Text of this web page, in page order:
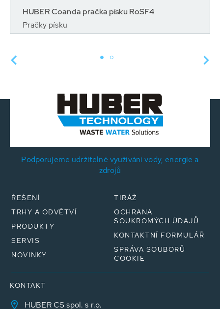
HUBER Coanda pračka písku RoSF4
Pračky písku
Podporujeme udržitelné využívání vody, energie a
zdrojů
ŘEŠENÍ
TRHY A ODVĚTVÍ
PRODUKTY
SERVIS
NOVINKY
TIRÁŽ
OCHRANA
SOUKROMÝCH ÚDAJŮ
KONTAKTNÍ FORMULÁŘ
SPRÁVA SOUBORŮ
COOKIE
KONTAKT
HUBER CS spol. s r.o.